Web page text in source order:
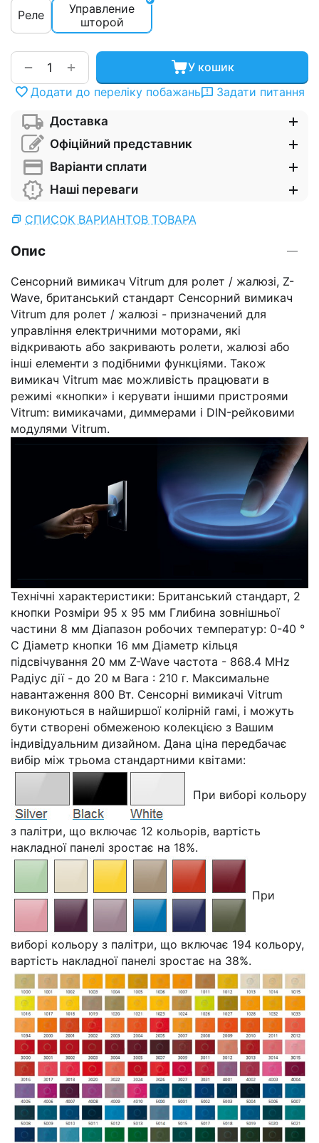
Реле
Управление
шторой
+
−
У кошик
Додати до переліку побажань
Задати питання
Доставка
Офіційний представник
Варіанти сплати
Наші переваги
СПИСОК ВАРИАНТОВ ТОВАРА
Опис
Сенсорний вимикач Vitrum для ролет / жалюзі, Z-
Wave, британський стандарт Сенсорний вимикач
Vitrum для ролет / жалюзі - призначений для
управління електричними моторами, які
відкривають або закривають ролети, жалюзі або
інші елементи з подібними функціями. Також
вимикач Vitrum має можливість працювати в
режимі «кнопки» і керувати іншими пристроями
Vitrum: вимикачами, диммерами і DIN-рейковими
модулями Vitrum.
Технічні характеристики: Британський стандарт, 2
кнопки Розміри 95 x 95 мм Глибина зовнішньої
частини 8 мм Діапазон робочих температур: 0-40 °
C Діаметр кнопки 16 мм Діаметр кільця
підсвічування 20 мм Z-Wave частота - 868.4 MHz
Радіус дії - до 20 м Вага : 210 г. Максимальне
навантаження 800 Вт. Сенсорні вимикачі Vitrum
виконуються в найширшої колірній гамі, і можуть
бути створені обмеженою колекцією з Вашим
індивідуальним дизайном. Дана ціна передбачає
вибір між трьома стандартними квітами:
При виборі кольору
з палітри, що включає 12 кольорів, вартість
накладної панелі зростає на 18%.
При
виборі кольору з палітри, що включає 194 кольору,
вартість накладної панелі зростає на 38%.